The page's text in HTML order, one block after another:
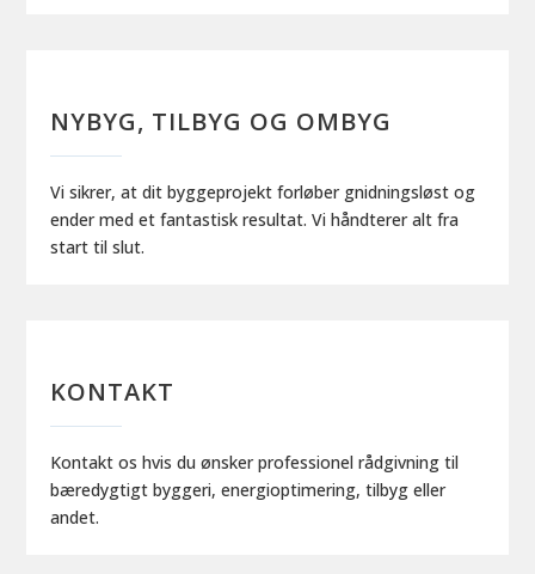
NYBYG, TILBYG OG OMBYG
Vi sikrer, at dit byggeprojekt forløber gnidningsløst og
ender med et fantastisk resultat. Vi håndterer alt fra
start til slut.
KONTAKT
Kontakt os hvis du ønsker professionel rådgivning til
bæredygtigt byggeri, energioptimering, tilbyg eller
andet.